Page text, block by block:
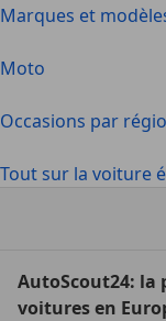
Marques et
Moto
Occasions par
Tout sur la voiture
AutoScout24: la
voitures en